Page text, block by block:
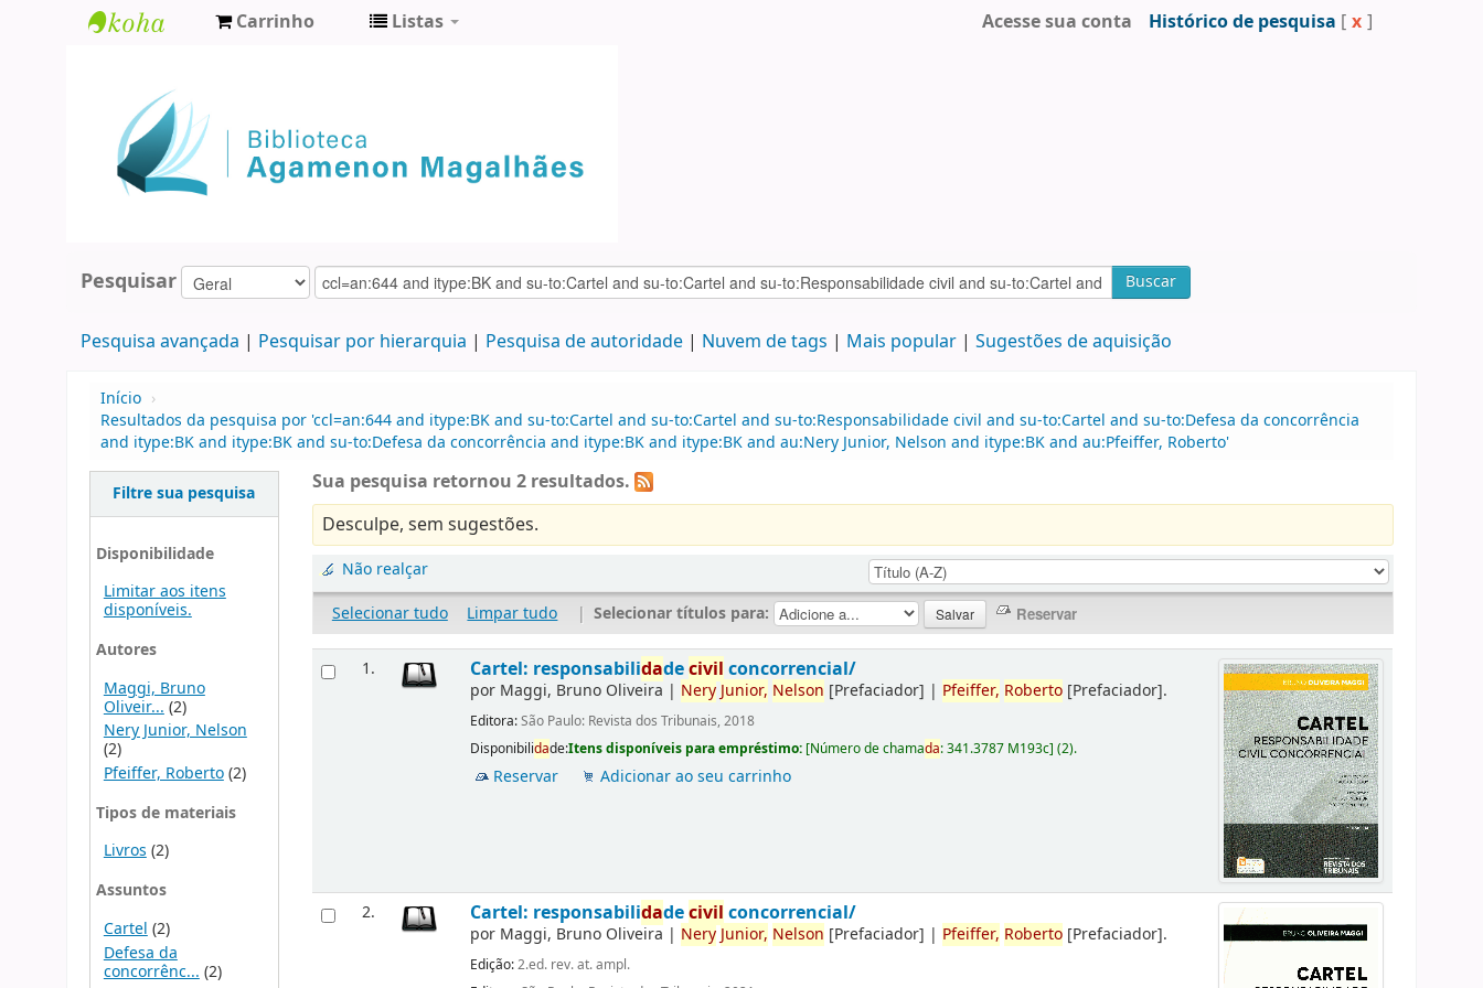
Agamenon
Magalhães
Carrinho Listas Acesse sua conta Histórico de pesquisa [ x ]
Pesquisar Buscar
Pesquisa avançada Pesquisar por hierarquia Pesquisa de autoridade Nuvem de tags Mais popular Sugestões de aquisição
Início ›
Resultados da pesquisa por 'ccl=an:644 and itype:BK and su-to:Cartel and su-to:Cartel and su-to:Responsabilidade civil and su-to:Cartel and su-to:Defesa da concorrência
and itype:BK and itype:BK and su-to:Defesa da concorrência and itype:BK and itype:BK and au:Nery Junior, Nelson and itype:BK and au:Pfeiffer, Roberto'
Filtre sua pesquisa
Disponibilidade
Limitar aos itens
disponíveis.
Autores
Maggi, Bruno
Oliveir... (2)
Nery Junior, Nelson
(2)
Pfeiffer, Roberto(2)
Tipos de materiais
Livros(2)
Assuntos
Cartel (2)
Defesa da
concorrênc... (2)
Sua pesquisa retornou 2 resultados.
Desculpe, sem sugestões.
Não realçar
Selecionar tudo
Limpar tudo | Selecionar títulos para:
1. Cartel: responsabilidadecivil concorrencial/
por Maggi, Bruno Oliveira | NeryJunior, Nelson [Prefaciador] | Pfeiffer, Roberto [Prefaciador].
Editora:São Paulo: Revista dos Tribunais, 2018
Disponibilidade:Itens disponíveis para empréstimo: [Número de chamada:341.3787 M193c](2).
Reservar Adicionar ao seu carrinho
2. Cartel: responsabilidadecivil concorrencial/
por Maggi, Bruno Oliveira | NeryJunior, Nelson [Prefaciador] | Pfeiffer, Roberto [Prefaciador].
Edição:2.ed. rev. at. ampl.